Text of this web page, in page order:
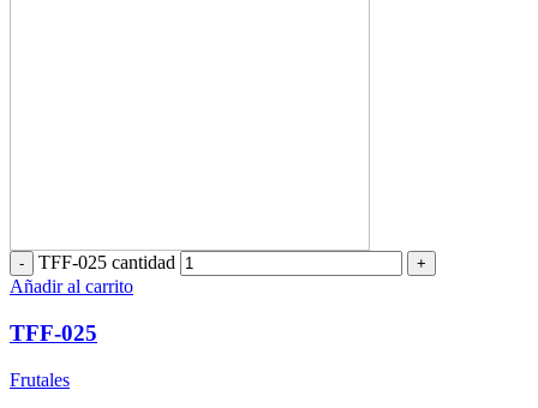
TFF-025 cantidad
Añadir al carrito
TFF-025
Frutales